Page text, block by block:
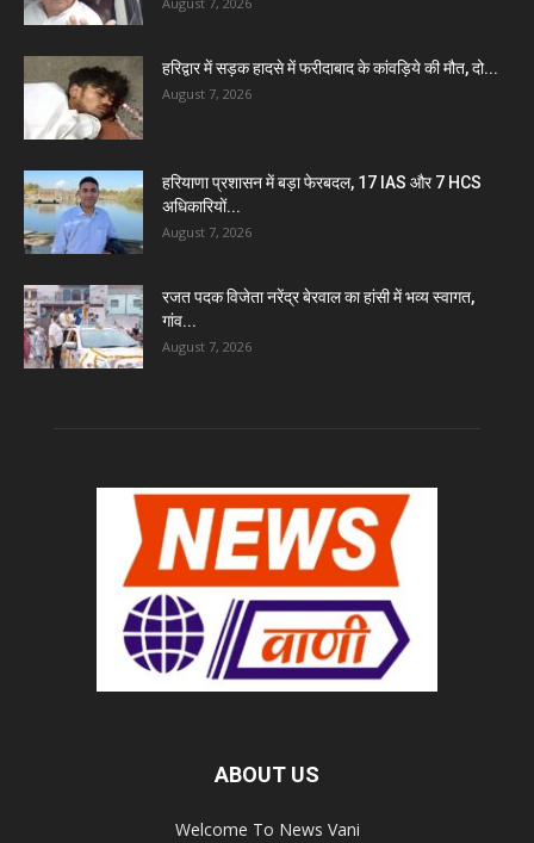
हरिद्वार में सड़क हादसे में फरीदाबाद के कांवड़िये की मौत, दो...
August 7, 2026
हरियाणा प्रशासन में बड़ा फेरबदल, 17 IAS और 7 HCS
अधिकारियों...
August 7, 2026
रजत पदक विजेता नरेंद्र बेरवाल का हांसी में भव्य स्वागत,
गांव...
August 7, 2026
ABOUT US
Welcome To News Vani